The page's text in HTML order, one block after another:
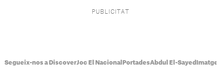
Segueix-nos a DiscoverJoc El Nacional PortadesAbdul El-Sayed